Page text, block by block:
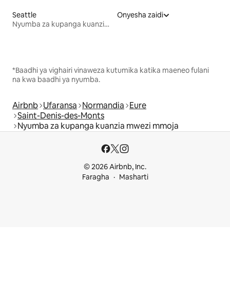
Seattle
Nyumba za kupanga kuanzia mwezi mmoja
Onyesha zaidi
*Baadhi ya vighairi vinaweza kutumika katika maeneo fulani
na kwa baadhi ya nyumba.
Airbnb Ufaransa Normandia Eure
Saint-Denis-des-Monts
Nyumba za kupanga kuanzia mwezi mmoja
© 2026 Airbnb, Inc.
Faragha
Masharti